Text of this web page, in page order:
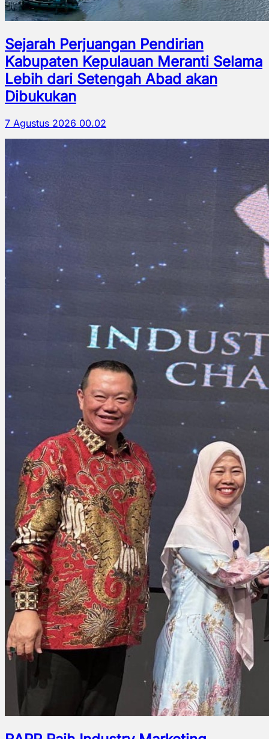
Sejarah Perjuangan Pendirian
Kabupaten Kepulauan Meranti Selama
Lebih dari Setengah Abad akan
Dibukukan
7 Agustus 2026 00.02